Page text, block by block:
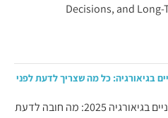
Decisions, and Long-
בגיאורגיה: כל מה שצריך לדעת לפני
השתלות שיניים בגיאורגיה 2025: מה חובה לדעת